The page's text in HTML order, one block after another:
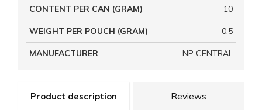
Product description Reviews
CONTENT PER CAN (GRAM) 10
WEIGHT PER POUCH (GRAM) 0.5
MANUFACTURER NP CENTRAL